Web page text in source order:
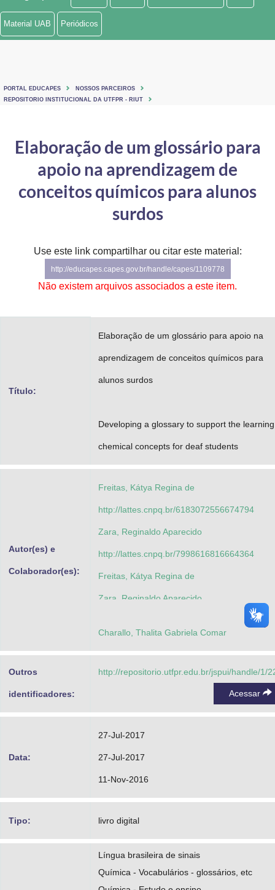
Ministério de Minas e Energia
Ministério do Turismo
Controladoria-Geral da União
Ministério da Mulher, da Família e dos Direitos Humanos
Gabinete de Segurança Institucional
Advocacia-Geral da União
Material UAB Periódicos
PORTAL EDUCAPES
NOSSOS PARCEIROS
REPOSITORIO INSTITUCIONAL DA UTFPR - RIUT
Elaboração de um glossário para
apoio na aprendizagem de
conceitos químicos para alunos
surdos
Use este link compartilhar ou citar este material:
http://educapes.capes.gov.br/handle/capes/1109778
Não existem arquivos associados a este item.
Título:
Elaboração de um glossário para apoio na
aprendizagem de conceitos químicos para
alunos surdos
Developing a glossary to support the
chemical concepts for deaf students
Autor(es) e
Colaborador(es):
Freitas, Kátya Regina de
http://lattes.cnpq.br/6183072556674794
Zara, Reginaldo Aparecido
http://lattes.cnpq.br/7998616816664364
Freitas, Kátya Regina de
Zara, Reginaldo Aparecido
Charallo, Thalita Gabriela Comar
Outros
identificadores:
http://repositorio.utfpr.edu.br/jspui/handle/1/
Acessar
Data:
27-Jul-2017
27-Jul-2017
11-Nov-2016
Tipo: livro digital
Língua brasileira de sinais
Química - Vocabulários - glossários, etc